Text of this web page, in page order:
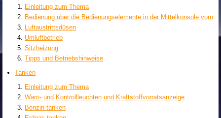
Einleitung zum Thema
Bedienung über die Bedienungselemente in der Mittelkonsole vorn
Luftaustrittsdüsen
Umluftbetrieb
Sitzheizung
Tipps und Betriebshinweise
Tanken
Einleitung zum Thema
Warn- und Kontrollleuchten und Kraftstoffvorratsanzeige
Benzin tanken